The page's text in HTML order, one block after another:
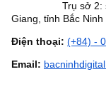
Trụ sở 2: số 49
Giang, tỉnh Bắc Ninh
Điện thoại: (+84) -
Email: